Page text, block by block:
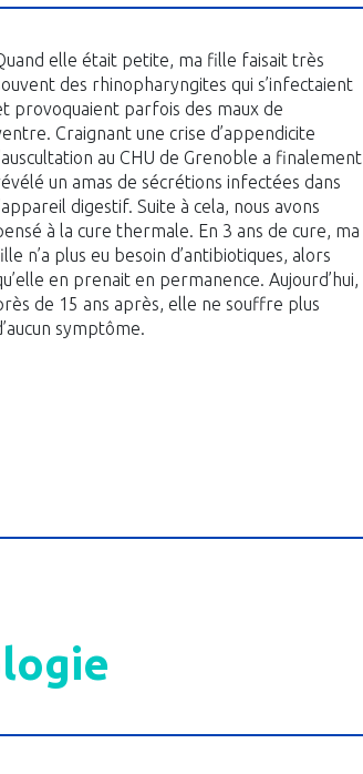
elle était petite, ma fille faisait très
des rhinopharyngites qui s’infectaient
provoquaient parfois des maux de
Craignant une crise d’appendicite
au CHU de Grenoble a finalement
un amas de sécrétions infectées dans
digestif. Suite à cela, nous avons
à la cure thermale. En 3 ans de cure, ma
n’a plus eu besoin d’antibiotiques, alors
en prenait en permanence. Aujourd’hui,
de 15 ans après, elle ne souffre plus
symptôme.